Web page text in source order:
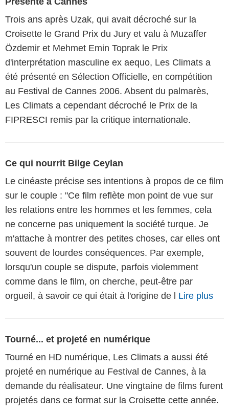
Trois ans après Uzak, qui avait décroché sur la
Croisette le Grand Prix du Jury et valu à Muzaffer
Özdemir et Mehmet Emin Toprak le Prix
d'interprétation masculine ex aequo, Les Climats a
été présenté en Sélection Officielle, en compétition
au Festival de Cannes 2006. Absent du palmarès,
Les Climats a cependant décroché le Prix de la
FIPRESCI remis par la critique internationale.
Ce qui nourrit Bilge Ceylan
Le cinéaste précise ses intentions à propos de ce film
sur le couple : "Ce film reflète mon point de vue sur
les relations entre les hommes et les femmes, cela
ne concerne pas uniquement la société turque. Je
m'attache à montrer des petites choses, car elles ont
souvent de lourdes conséquences. Par exemple,
lorsqu'un couple se dispute, parfois violemment
comme dans le film, on cherche, peut-être par
orgueil, à savoir ce qui était à l'origine de l Lire plus
Tourné... et projeté en numérique
Tourné en HD numérique, Les Climats a aussi été
projeté en numérique au Festival de Cannes, à la
demande du réalisateur. Une vingtaine de films furent
projetés dans ce format sur la Croisette cette année.